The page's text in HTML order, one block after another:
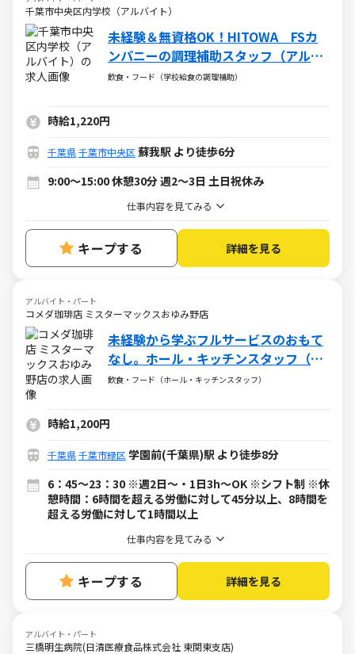
千葉市中央区内学校（アルバイト）
未経験＆無資格OK！HITOWA FSカ
ンパニーの調理補助スタッフ（アルバ
イト・パート）求人
飲食・フード（学校給食の調理補助）
時給1,220円
千葉県千葉市中央区 蘇我駅 より徒歩6分
9:00～15:00 休憩30分 週2～3日 土日祝休み
仕事内容を見てみる
キープする 詳細を見る
アルバイト・パート
コメダ珈琲店 ミスターマックスおゆみ野店
未経験から学ぶフルサービスのおもて
なし。ホール・キッチンスタッフ（ア
ルバイト・パート）求人
飲食・フード（ホール・キッチンスタッフ）
時給1,200円
千葉県千葉市緑区 学園前(千葉県)駅 より徒歩8分
6：45～23：30 ※週2日～・1日3h～OK ※シフト制 ※休
憩時間：6時間を超える労働に対して45分以上、8時間を
超える労働に対して1時間以上
仕事内容を見てみる
キープする 詳細を見る
アルバイト・パート
三橋明生病院(日清医療食品株式会社 東関東支店)